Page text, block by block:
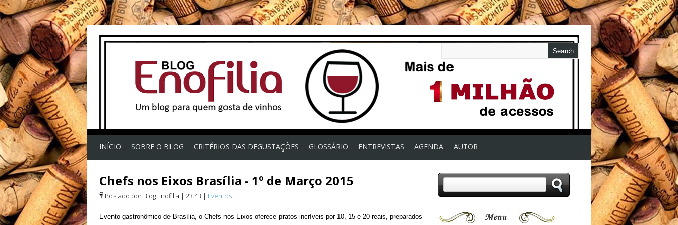
INÍCIO SOBRE O BLOG CRITÉRIOS DAS DEGUSTAÇÕES GLOSSÁRIO ENTREVISTAS AGENDA AUTOR
Chefs nos Eixos Brasília - 1º de Março 2015
Postado por Blog Enofilia | 23:43 | Eventos
Evento gastronômico de Brasília, o Chefs nos Eixos oferece pratos incríveis por 10, 15 e 20 reais, preparados